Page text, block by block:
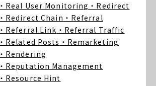
・Real User Monitoring ・Redirect
・Redirect Chain ・Referral
・Referral Link ・Referral Traffic
・Related Posts ・Remarketing
・Rendering
・Reputation Management
・Resource Hint